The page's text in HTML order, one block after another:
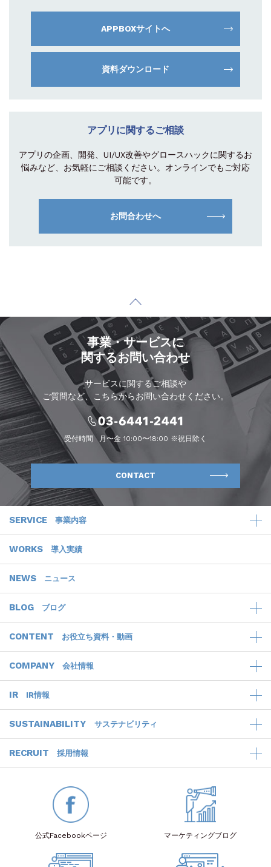
APPBOXサイトへ
資料ダウンロード
アプリに関するご相談
アプリの企画、開発、UI/UX改善やグロースハックに関するお
悩みなど、お気軽にご相談 ください。オンラインでもご対応
可能です。
お問合わせへ
事業・サービスに
関するお問い合わせ
サービスに関するご相談や
ご質問など、こちらからお問い合わせください。
受付時間 月〜金 10:00〜18:00 ※祝日除く
CONTACT
SERVICE 事業内容
WORKS 導入実績
NEWS ニュース
BLOG ブログ
CONTENT お役立ち資料・動画
COMPANY 会社情報
IR IR情報
SUSTAINABILITY サステナビリティ
RECRUIT 採用情報
公式Facebookページ マーケティングブログ